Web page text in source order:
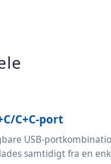
C+C-port
USB-
samtidigt fra en